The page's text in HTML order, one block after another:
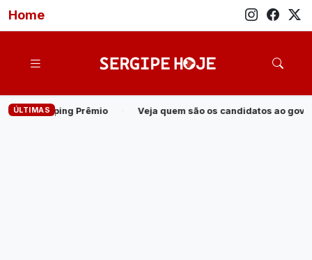
Home
ÚLTIMAS
candidatos ao governo de Sergipe em 2026 · Operação